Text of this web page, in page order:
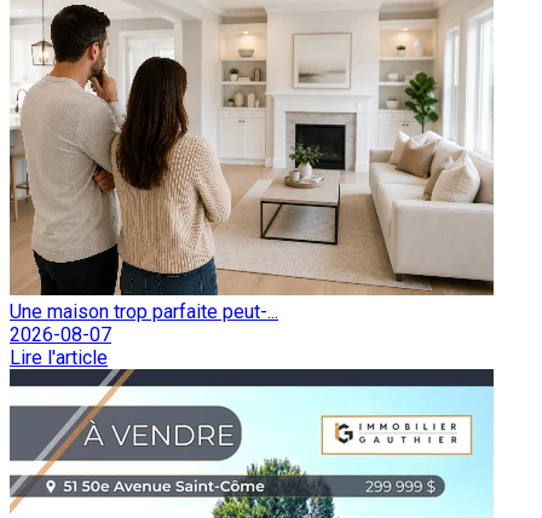
Une maison trop parfaite peut-...
2026-08-07
Lire l'article